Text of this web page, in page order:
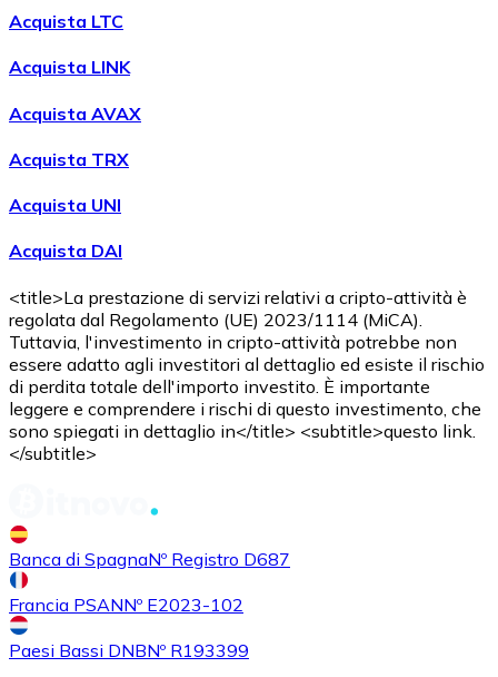
SHIB
Acquistare
Acquista LTC
Acquista LINK
Acquista AVAX
Acquista TRX
Acquista UNI
Acquista DAI
<title>La prestazione di servizi relativi a cripto-attività è
regolata dal Regolamento (UE) 2023/1114 (MiCA).
Tuttavia, l'investimento in cripto-attività potrebbe non
essere adatto agli investitori al dettaglio ed esiste il rischio
di perdita totale dell'importo investito. È importante
leggere e comprendere i rischi di questo investimento, che
sono spiegati in dettaglio in</title> <subtitle>questo link.
</subtitle>
Banca di SpagnaNº Registro D687
Francia PSANNº E2023-102
Paesi Bassi DNBNº R193399